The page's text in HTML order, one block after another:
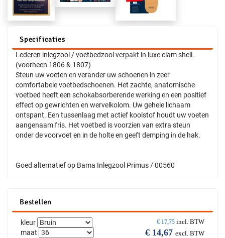
Specificaties
Lederen inlegzool / voetbedzool verpakt in luxe clam shell.
(voorheen 1806 & 1807)
Steun uw voeten en verander uw schoenen in zeer
comfortabele voetbedschoenen. Het zachte, anatomische
voetbed heeft een schokabsorberende werking en een positief
effect op gewrichten en wervelkolom. Uw gehele lichaam
ontspant. Een tussenlaag met actief koolstof houdt uw voeten
aangenaam fris. Het voetbed is voorzien van extra steun
onder de voorvoet en in de holte en geeft demping in de hak.
Goed alternatief op Bama Inlegzool Primus / 00560
Bestellen
€ 17,75 incl. BTW
€ 14,67 excl. BTW
kleur
maat